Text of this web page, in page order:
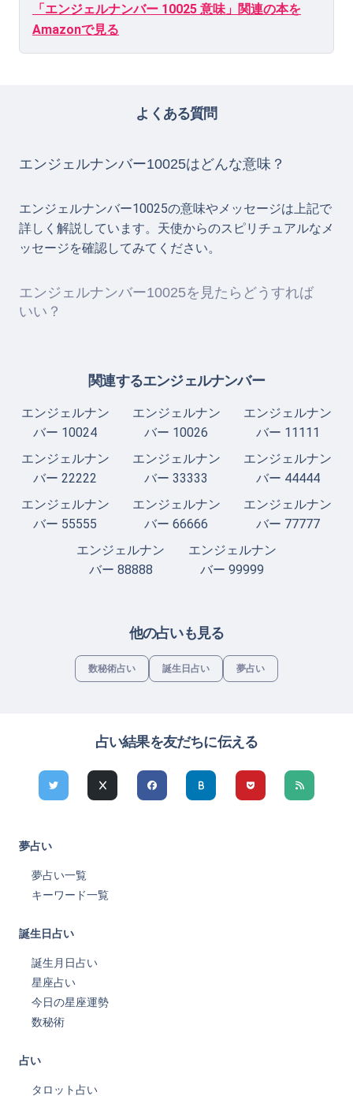
「エンジェルナンバー 10025 意味」関連の本を
Amazonで見る
よくある質問
エンジェルナンバー10025はどんな意味？
エンジェルナンバー10025の意味やメッセージは上記で
詳しく解説しています。天使からのスピリチュアルなメ
ッセージを確認してみてください。
エンジェルナンバー10025を見たらどうすれば
いい？
関連するエンジェルナンバー
エンジェルナン
バー 10024
エンジェルナン
バー 10026
エンジェルナン
バー 11111
エンジェルナン
バー 22222
エンジェルナン
バー 33333
エンジェルナン
バー 44444
エンジェルナン
バー 55555
エンジェルナン
バー 66666
エンジェルナン
バー 77777
エンジェルナン
バー 88888
エンジェルナン
バー 99999
他の占いも見る
数秘術占い 誕生日占い 夢占い
占い結果を友だちに伝える
夢占い
夢占い一覧
キーワード一覧
誕生日占い
誕生月日占い
星座占い
今日の星座運勢
数秘術
占い
タロット占い